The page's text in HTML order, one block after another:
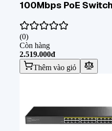
100Mbps PoE
(0)
Còn hàng
2.519.000đ
Thêm vào giỏ